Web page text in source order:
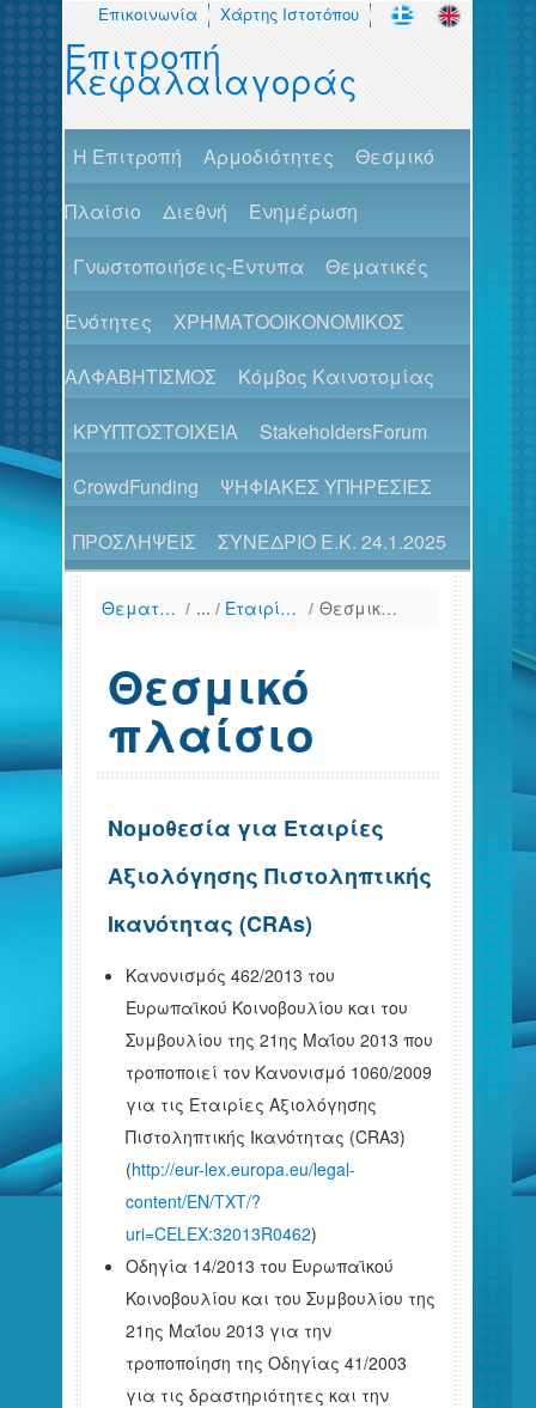
Επικοινωνία Χάρτης Ιστοτόπου
Επιτροπή
Κεφαλαιαγοράς
H Επιτροπή Αρμοδιότητες
Θεσμικό
Πλαίσιο
Διεθνή
Ενημέρωση
Γνωστοποιήσεις-Έντυπα
Θεματικές
Ενότητες
ΧΡΗΜΑΤΟΟΙΚΟΝΟΜΙΚΟΣ
ΑΛΦΑΒΗΤΙΣΜΟΣ
Κόμβος Καινοτομίας
ΚΡΥΠΤΟΣΤΟΙΧΕΙΑ
StakeholdersForum
CrowdFunding
ΨΗΦΙΑΚΕΣ ΥΠΗΡΕΣΙΕΣ
ΠΡΟΣΛΗΨΕΙΣ
ΣΥΝΕΔΡΙΟ Ε.Κ. 24.1.2025
Θεματικές Ενότητες / Εταιρίες Αξιολόγησης Πιστοληπτικής Ικανότητας (CRAs) / Θεσμικό πλαίσιο
Θεσμικό
πλαίσιο
Νομοθεσία για Εταιρίες
Αξιολόγησης Πιστοληπτικής
Ικανότητας (CRAs)
Κανονισμός 462/2013 του
Ευρωπαϊκού Κοινοβουλίου και του
Συμβουλίου της 21ης Μαΐου 2013 που
τροποποιεί τον Κανονισμό 1060/2009
για τις Εταιρίες Αξιολόγησης
Πιστοληπτικής Ικανότητας (CRA3)
(http://eur-lex.europa.eu/legal-
content/EN/TXT/?
uri=CELEX:32013R0462)
Οδηγία 14/2013 του Ευρωπαϊκού
Κοινοβουλίου και του Συμβουλίου της
21ης Μαΐου 2013 για την
τροποποίηση της Οδηγίας 41/2003
για τις δραστηριότητες και την